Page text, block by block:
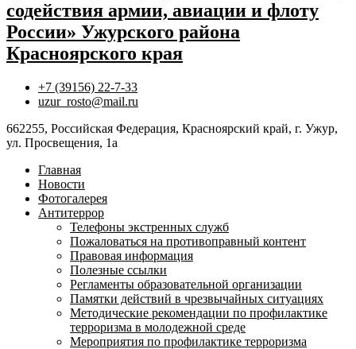
содействия армии, авиации и флоту
России» Ужурского района
Красноярского края
+7 (39156) 22-7-33
uzur_rosto@mail.ru
662255, Российская Федерация, Красноярский край, г. Ужур,
ул. Просвещения, 1а
Главная
Новости
Фотогалерея
Антитеррор
Телефоны экстренных служб
Пожаловаться на противоправный контент
Правовая информация
Полезные ссылки
Регламенты образовательной организации
Памятки действий в чрезвычайных ситуациях
Методические рекомендации по профилактике
терроризма в молодежной среде
Мероприятия по профилактике терроризма